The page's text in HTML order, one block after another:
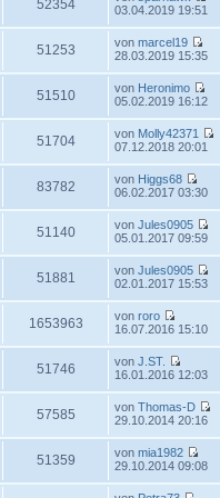
r
r
i
t
r
a
g
52354
s
t
r
e
i
t
r
g
03.04.2019 19:51
51253 von marcel19
N
e
s
t
e
r
i
t
r
a
g
28.03.2019 15:35
51510 von Heronimo
N
u
e
s
t
r
e
i
t
r
a
g
05.02.2019 16:12
51704 von Molly42371
t
r
07.12.2018 20:01
83782 von Higgs68
N
u
e
s
t
e
r
i
t
r
g
06.02.2017 03:30
51140 von Jules0905
t
r
a
05.01.2017 09:59
51881 von Jules0905
t
i
r
02.01.2017 15:53
1653963 von roro
N
u
e
s
t
e
r
e
i
r
16.07.2016 15:10
51746 von J.ST.
N
e
s
t
e
r
e
16.01.2016 12:03
57585 von Thomas-D
t
29.10.2014 20:16
51359 von mia1982
N
29.10.2014 09:08